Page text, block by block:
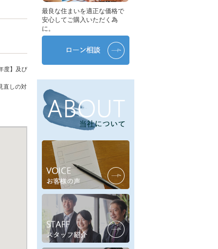
度】及び
直しの対
最良な住まいを適正な価格で
安心してご購入いただく為
に。